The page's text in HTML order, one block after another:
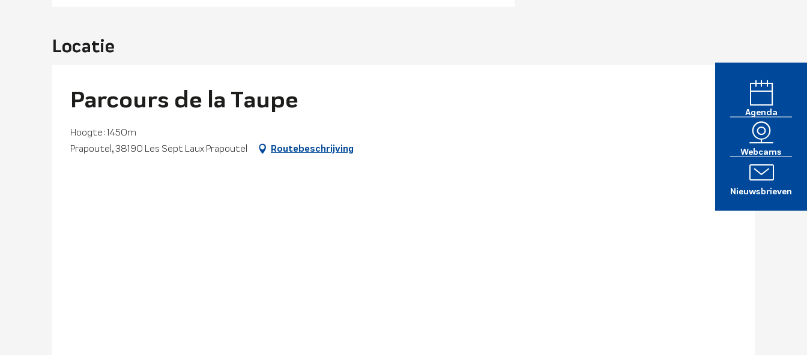
Agenda
Webcams
Nieuwsbrieven
Locatie
Parcours de la Taupe
Hoogte : 1450m
Prapoutel, 38190 Les Sept Laux Prapoutel
Routebeschrijving